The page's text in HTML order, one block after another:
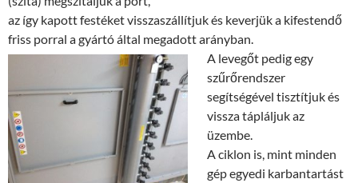
az így kapott festéket visszaszállítjuk és keverjük a kifestendő
friss porral a gyártó által megadott arányban.
A levegőt pedig egy
szűrőrendszer
segítségével tisztítjuk és
vissza tápláljuk az
üzembe.
A ciklon is, mint minden
gép egyedi karbantartást